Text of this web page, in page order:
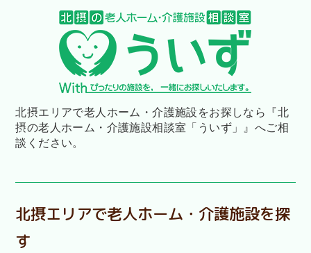
北摂エリアで老人ホーム・介護施設をお探しなら
『北
摂の老人ホーム・介護施設相談室「ういず」』へご相
談ください。
北摂エリアで老人ホーム・介護施設を探
す